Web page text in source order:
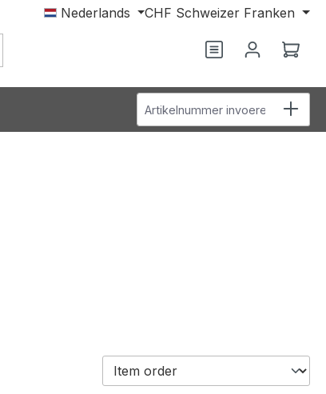
Nederlands CHF Schweizer Franken
Je hebt 0 items
Artikelnummer invoeren